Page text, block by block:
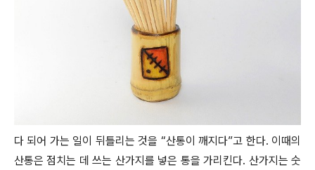
다 되어 가는 일이 뒤틀리는 것을 “산통이 깨지다”고 한다. 이때의
산통은 점치는 데 쓰는 산가지를 넣은 통을 가리킨다. 산가지는 숫